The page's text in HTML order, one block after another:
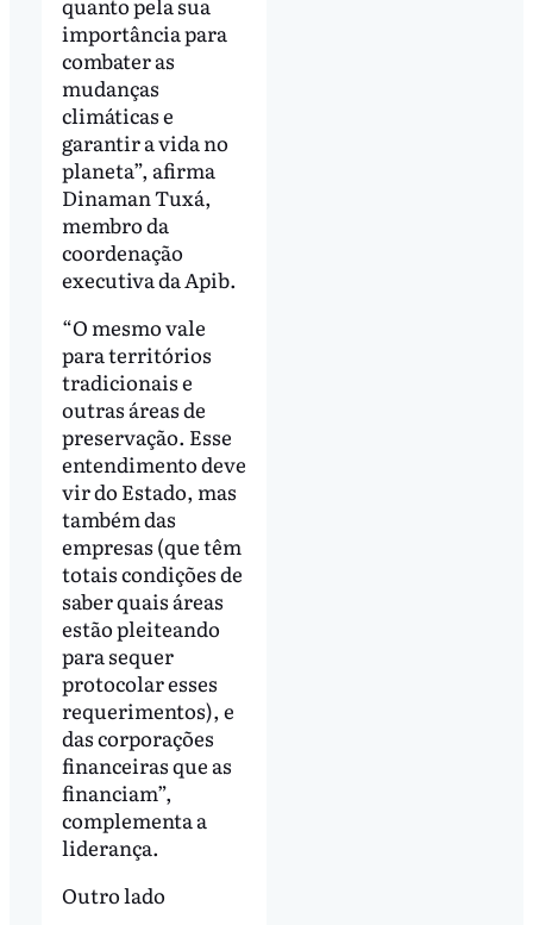
importância para
combater as
mudanças
climáticas e
garantir a vida no
planeta”, afirma
Dinaman Tuxá,
membro da
coordenação
executiva da Apib.
“O mesmo vale
para territórios
tradicionais e
outras áreas de
preservação. Esse
entendimento deve
vir do Estado, mas
também das
empresas (que têm
totais condições de
saber quais áreas
estão pleiteando
para sequer
protocolar esses
requerimentos), e
das corporações
financeiras que as
financiam”,
complementa a
liderança.
Outro lado